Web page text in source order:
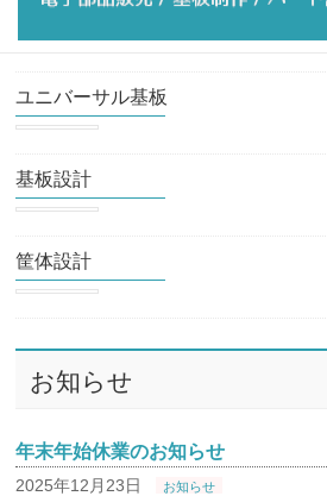
ユニバーサル基板
基板設計
筐体設計
お知らせ
年末年始休業のお知らせ
2025年12月23日 お知らせ